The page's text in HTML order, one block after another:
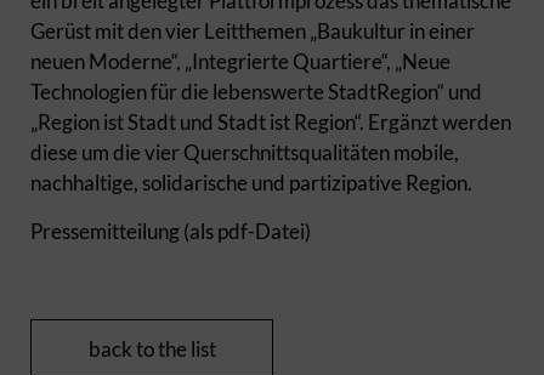
Gerüst mit den vier Leitthemen „Baukultur in einer
neuen Moderne“, „Integrierte Quartiere“, „Neue
Technologien für die lebenswerte StadtRegion“ und
„Region ist Stadt und Stadt ist Region“. Ergänzt werden
diese um die vier Querschnittsqualitäten mobile,
nachhaltige, solidarische und partizipative Region.
Pressemitteilung (als pdf-Datei)
back to the list